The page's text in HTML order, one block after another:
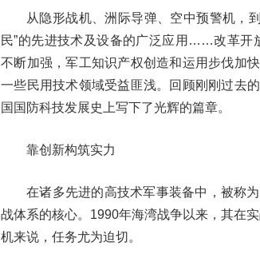
从隐形战机、洲际导弹、空中预警机，
民”的先进技术及设备的广泛应用……改革开
不断加强，军工知识产权创造和运用步伐加
一些民用技术领域受益匪浅。回顾刚刚过去
国国防科技发展史上写下了光辉的篇章。
靠创新构筑实力
在诸多先进的高技术军事装备中，被称
战体系的核心。1990年海湾战争以来，其在
机来说，任务尤为迫切。